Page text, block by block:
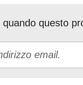
quando questo